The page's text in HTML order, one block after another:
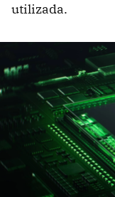
utilizada.